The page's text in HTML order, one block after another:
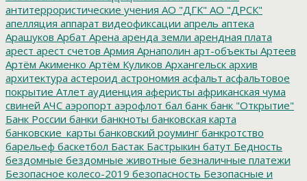
антитеррористические учения АО "ДГК" АО "ДРСК"
апелляция аппарат видеофиксации апрель аптека
Арашуков Арбат Арена аренда земли арендная плата
арест арест счетов Армия Арнаполин арт-объекты Артеев
Артём Акименко Артём Куликов Архангельск архив
архитектура астероид астрономия асфальт асфальтовое
покрытие Атлет аудиенция аферисты африканская чума
свиней АЧС аэропорт аэрофлот бал банк банк "Открытие"
Банк России банки банкноты банковская карта
банковские_карты банковский роуминг банкротство
барельеф баскетбол Бастак Бастрыкин батут Бедность
бездомные бездомные животные безналичные платежи
Безопасное колесо-2019 безопасность Безопасные и